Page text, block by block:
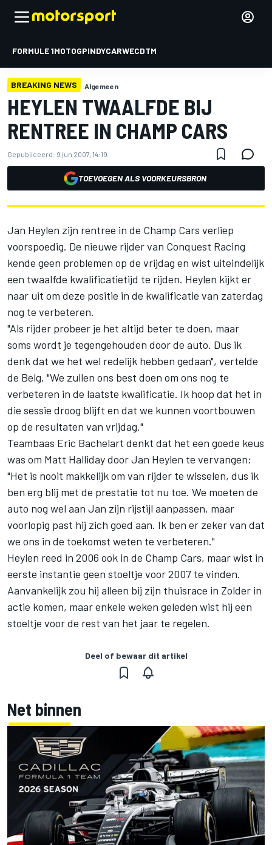
FORMULE 1MOTOGPINDYCARWECDTM
BREAKING NEWS Algemeen
HEYLEN TWAALFDE BIJ
RENTREE IN CHAMP CARS
Gepubliceerd: 9 jun 2007, 14:19
TOEVOEGEN ALS VOORKEURSBRON
Jan Heylen zijn rentree in de Champ Cars verliep
voorspoedig. De nieuwe rijder van Conquest Racing
kende geen problemen op de vrijdag en wist uiteindelijk
een twaalfde kwalificatietijd te rijden. Heylen kijkt er
naar uit om deze positie in de kwalificatie van zaterdag
nog te verbeteren.
"Als rijder probeer je het altijd beter te doen, maar
soms wordt je tegengehouden door de auto. Dus ik
denk dat we het wel redelijk hebben gedaan", vertelde
de Belg. "We zullen ons best doen om ons nog te
verbeteren in de laatste kwalificatie. Ik hoop dat het in
die sessie droog blijft en dat we kunnen voortbouwen
op de resultaten van vrijdag."
Teambaas Eric Bachelart denkt dat het een goede keus
was om Matt Halliday door Jan Heylen te vervangen:
"Het is nooit makkelijk om van rijder te wisselen, dus ik
ben erg blij met de prestatie tot nu toe. We moeten de
auto nog wel aan Jan zijn rijstijl aanpassen, maar
voorlopig past hij zich goed aan. Ik ben er zeker van dat
we ons in de toekomst weten te verbeteren."
Heylen reed in 2006 ook in de Champ Cars, maar wist in
eerste instantie geen stoeltje voor 2007 te vinden.
Aanvankelijk zou hij alleen bij zijn thuisrace in Zolder in
actie komen, maar enkele weken geleden wist hij een
stoeltje voor de rest van het jaar te regelen.
Deel of bewaar dit artikel
Net binnen